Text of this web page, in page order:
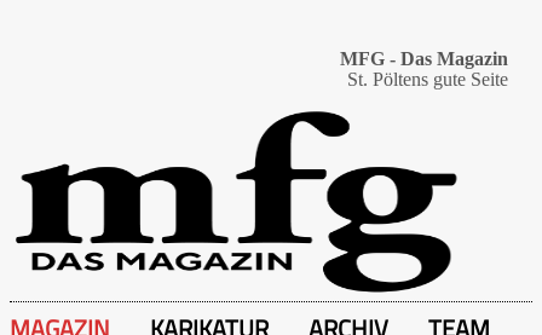
MFG - Das Magazin
St. Pöltens gute Seite